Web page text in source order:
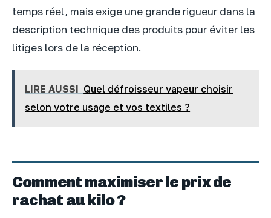
temps réel, mais exige une grande rigueur dans la
description technique des produits pour éviter les
litiges lors de la réception.
LIRE AUSSI Quel défroisseur vapeur choisir
selon votre usage et vos textiles ?
Comment maximiser le prix de
rachat au kilo ?